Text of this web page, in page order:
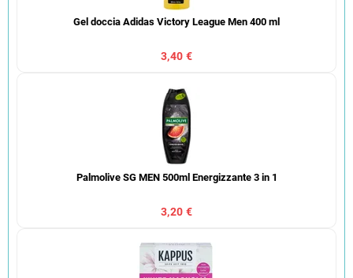
Gel doccia Adidas Victory League Men 400 ml
3,40 €
Palmolive SG MEN 500ml Energizzante 3 in 1
3,20 €